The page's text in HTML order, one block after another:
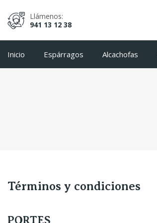
Llámenos:
941 13 12 38
Inicio Espárragos Alcachofas
Términos y condiciones
PORTES